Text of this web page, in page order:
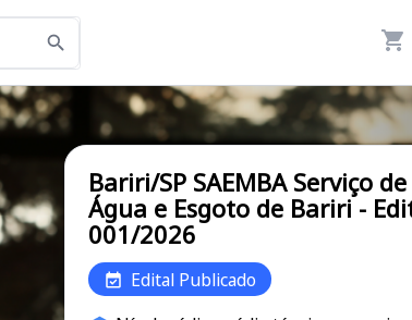
Bariri/SP SAEMBA Serviço de
Água e Esgoto de Bariri -
001/2026
Edital Publicado